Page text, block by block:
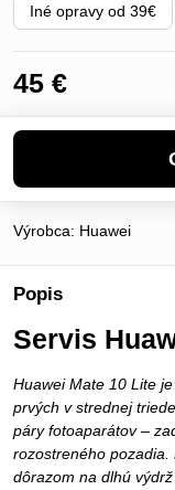
Iné opravy od 39€
45 €
Výrobca: Huawei
Popis
Servis
Huawei Mate 10 Lite
prvých v strednej
páry fotoaparátov –
rozostreného pozadia.
dôrazom na dlhú